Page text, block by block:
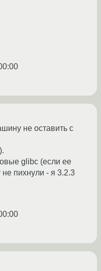
не оставить с
glibc (если ее
пихнули - я 3.2.3